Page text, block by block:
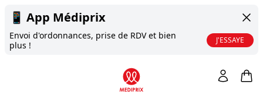
📱 App Médiprix
Envoi d'ordonnances, prise de RDV et bien
plus !
J'ESSAYE